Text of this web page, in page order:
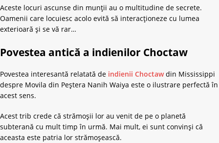
Aceste locuri ascunse din munții au o multitudine de secrete.
Oamenii care locuiesc acolo evită să interacționeze cu lumea
exterioară și se vă rar…
Povestea antică a indienilor Choctaw
Povestea interesantă relatată de indienii Choctawdin Mississippi
despre Movila din Peștera Nanih Waiya este o ilustrare perfectă în
acest sens.
Acest trib crede că strămoșii lor au venit de pe o planetă
subterană cu mult timp în urmă. Mai mult, ei sunt convinși că
aceasta este patria lor strămoșească.